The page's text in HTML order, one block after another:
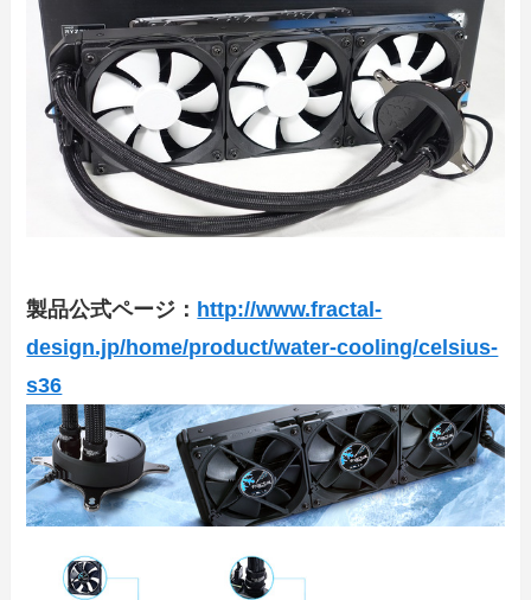
製品公式ページ： http://www.fractal-
design.jp/home/product/water-cooling/celsius-
s36